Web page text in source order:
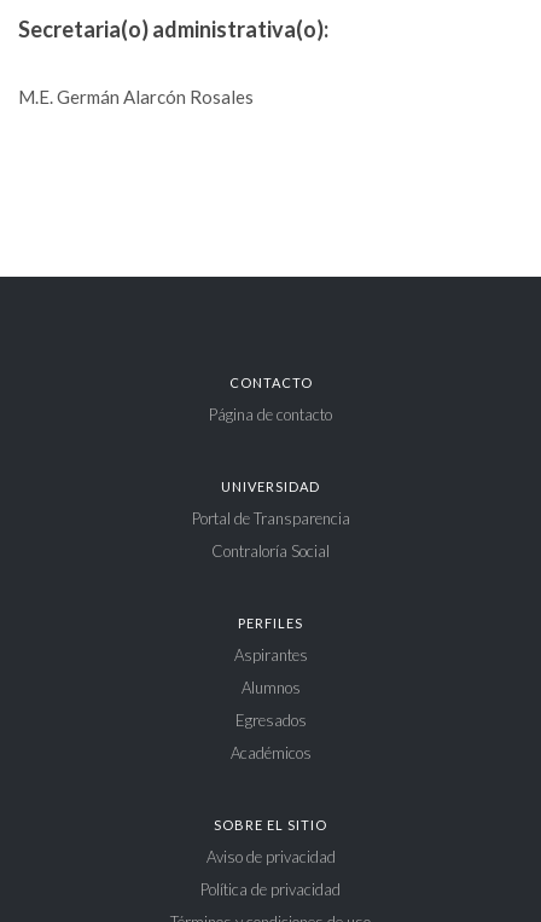
Secretaria(o) administrativa(o):
M.E. Germán Alarcón Rosales
CONTACTO
Página de contacto
UNIVERSIDAD
Portal de Transparencia
Contraloría Social
PERFILES
Aspirantes
Alumnos
Egresados
Académicos
SOBRE EL SITIO
Aviso de privacidad
Política de privacidad